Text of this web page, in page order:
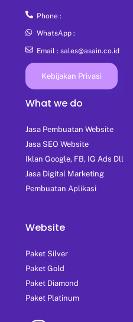
Phone :
WhatsApp :
Email : sales@asain.co.id
Kebijakan Privasi
What we do
Jasa Pembuatan Website
Jasa SEO Website
Iklan Google, FB, IG Ads Dll
Jasa Digital Marketing
Pembuatan Aplikasi
Website
Paket Silver
Paket Gold
Paket Diamond
Paket Platinum